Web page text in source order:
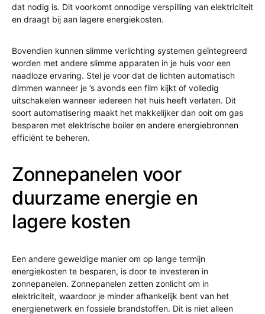
dat nodig is. Dit voorkomt onnodige verspilling van elektriciteit
en draagt bij aan lagere energiekosten.
Bovendien kunnen slimme verlichting systemen geïntegreerd
worden met andere slimme apparaten in je huis voor een
naadloze ervaring. Stel je voor dat de lichten automatisch
dimmen wanneer je ’s avonds een film kijkt of volledig
uitschakelen wanneer iedereen het huis heeft verlaten. Dit
soort automatisering maakt het makkelijker dan ooit om gas
besparen met elektrische boiler en andere energiebronnen
efficiënt te beheren.
Zonnepanelen voor
duurzame energie en
lagere kosten
Een andere geweldige manier om op lange termijn
energiekosten te besparen, is door te investeren in
zonnepanelen. Zonnepanelen zetten zonlicht om in
elektriciteit, waardoor je minder afhankelijk bent van het
energienetwerk en fossiele brandstoffen. Dit is niet alleen